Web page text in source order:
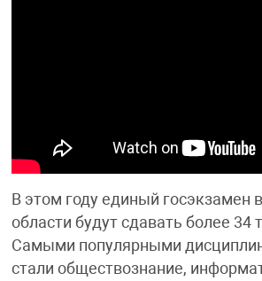
В этом году единый госэкзамен
области будут сдавать более 34
Самыми популярными
стали обществознание,